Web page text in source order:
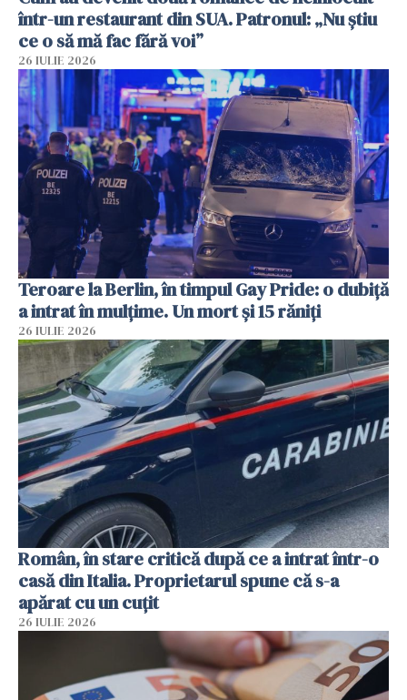
într-un restaurant din SUA. Patronul: „Nu știu
ce o să mă fac fără voi”
26 IULIE 2026
Teroare la Berlin, în timpul Gay Pride: o dubiță
a intrat în mulțime. Un mort și 15 răniți
26 IULIE 2026
Român, în stare critică după ce a intrat într-o
casă din Italia. Proprietarul spune că s-a
apărat cu un cuțit
26 IULIE 2026